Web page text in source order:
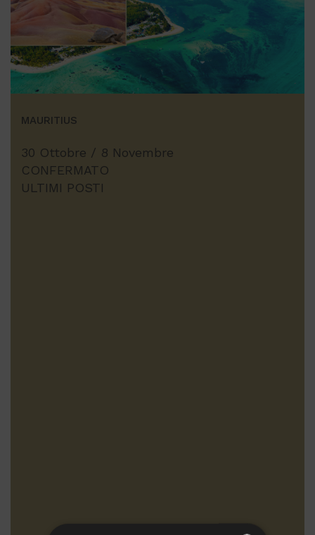
MAURITIUS
30 Ottobre / 8 Novembre
CONFERMATO
ULTIMI POSTI